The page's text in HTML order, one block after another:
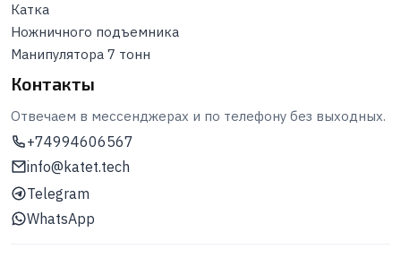
Катка
Ножничного подъемника
Манипулятора 7 тонн
Контакты
Отвечаем в мессенджерах и по телефону без выходных.
+74994606567
info@katet.tech
Telegram
WhatsApp